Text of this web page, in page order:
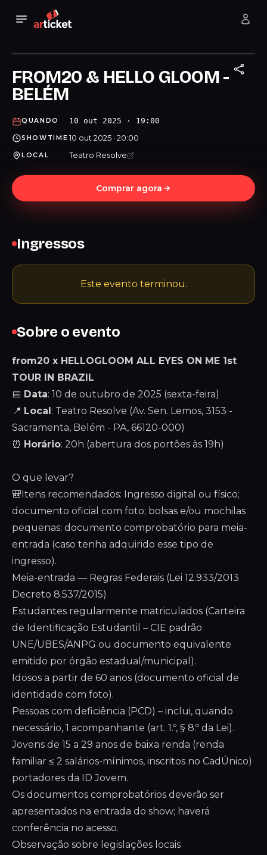
FROM20 & HELLO GLOOM -
BELÉM
QUANDO 10 out 2025 · 19:00
SHOWTIME 10 out 2025 · 20:00
LOCAL Teatro Resolve
Comprar agora
Sobre o evento
from20 x HELLOGLOOM ALL EYES ON ME 1st
TOUR IN BRAZIL
📅 Data: 10 de outubro de 2025 (sexta-feira)
📍 Local: Teatro Resolve (Av. Sen. Lemos, 3153 -
Sacramenta, Belém - PA, 66120-000)
⏰ Horário: 20h (abertura dos portões às 19h)
O que levar?
🎒Itens recomendados: Ingresso digital ou físico;
documento oficial com foto; bolsas e/ou mochilas
pequenas; documento comprobatório para meia-
entrada (caso tenha adquirido esse tipo de
ingresso).
Meia-entrada — Regras Federais (Lei 12.933/2013
Decreto 8.537/2015)
Estudantes regularmente matriculados (Carteira
de Identificação Estudantil – CIE padrão
UNE/UBES/ANPG ou documento equivalente
emitido por órgão estadual/municipal).
Idosos a partir de 60 anos (documento oficial de
identidade com foto).
Pessoas com deficiência (PCD) – inclui, quando
necessário, 1 acompanhante (art. 1.º, § 8.º da Lei).
Jovens de 15 a 29 anos de baixa renda (renda
familiar ≤ 2 salários-mínimos, inscritos no CadÚnico)
portadores da ID Jovem.
Os documentos comprobatórios deverão ser
apresentados na entrada do show; haverá
conferência no acesso.
Observação sobre legislações locais
Ingressos
Este evento terminou.